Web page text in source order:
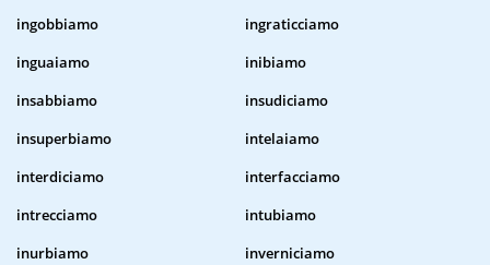
ingobbiamo
ingraticciamo
inguaiamo
inibiamo
insabbiamo
insudiciamo
insuperbiamo
intelaiamo
interdiciamo
interfacciamo
intrecciamo
intubiamo
inurbiamo
inverniciamo